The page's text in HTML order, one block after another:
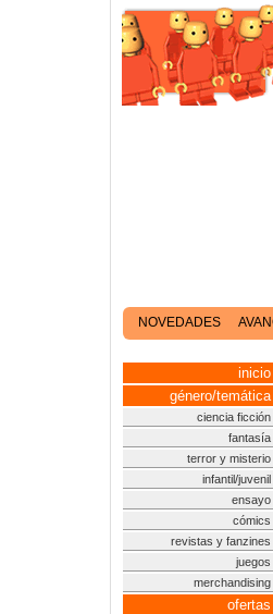
NOVEDADES
inicio
género/temática
ciencia ficción
fantasía
terror y misterio
infantil/juvenil
ensayo
cómics
revistas y fanzines
juegos
merchandising
ofertas